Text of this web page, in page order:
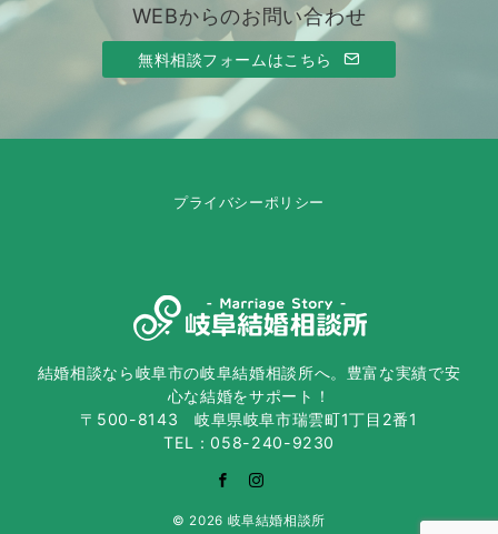
WEBからのお問い合わせ
無料相談フォームはこちら
プライバシーポリシー
結婚相談なら岐阜市の岐阜結婚相談所へ。豊富な実績で安
心な結婚をサポート！
〒500-8143 岐阜県岐阜市瑞雲町1丁目2番1
TEL：058-240-9230
© 2026 岐阜結婚相談所